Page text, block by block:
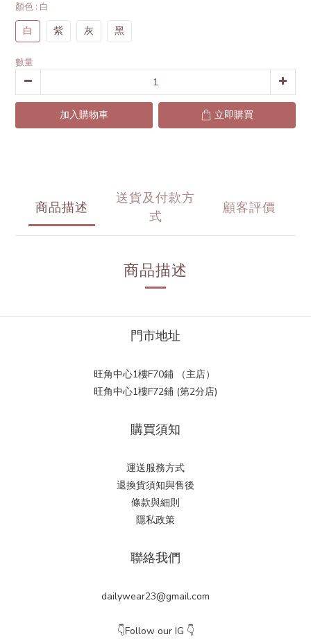
顏色 : 白
白 紫 灰 黑
數量
加入購物車 立即購買
商品描述
送貨及付款方
式
顧客評價
商品描述
門市地址
旺角中心1樓F70鋪 （主店）
旺角中心1樓F72鋪 (第2分店)
購買須知
運送服務方式
退換貨須知與售後
條款與細則
隱私政策
聯絡我們
dailywear23@gmail.com
👇Follow our IG 👇